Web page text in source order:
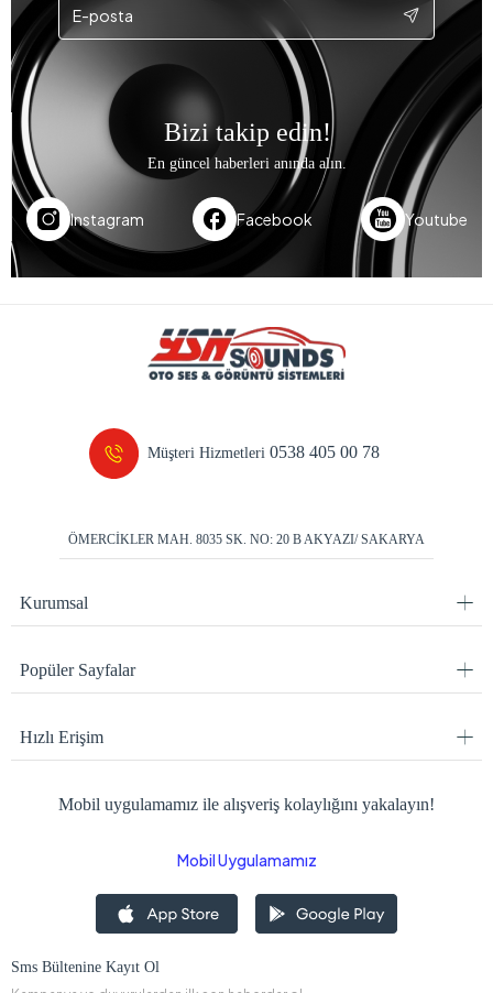
Bizi takip edin!
En güncel haberleri anında alın.
Instagram Facebook Youtube
Müşteri Hizmetleri0538 405 00 78
ÖMERCİKLER MAH. 8035 SK. NO: 20 B AKYAZI/ SAKARYA
Kurumsal
Popüler Sayfalar
Hızlı Erişim
Mobil uygulamamız ile alışveriş kolaylığını yakalayın!
Mobil Uygulamamız
Sms Bültenine Kayıt Ol